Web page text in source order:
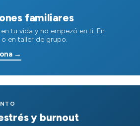
familiares
tu vida y no empezó en ti. En
en taller de grupo.
→
y burnout